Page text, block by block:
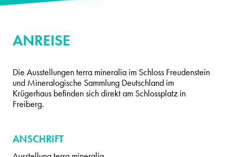
ANREISE
Die Ausstellungen terra mineralia im Schloss Freudenstein
und Mineralogische Sammlung Deutschland im
Krügerhaus befinden sich direkt am Schlossplatz in
Freiberg.
ANSCHRIFT